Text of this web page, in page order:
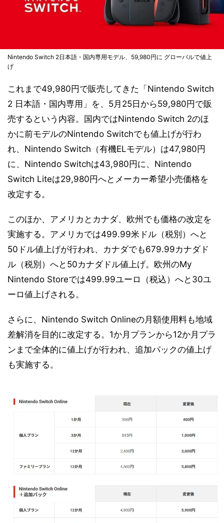
Nintendo Switch 2日本語・国内専用モデル、59,980円に グローバルで値上
げ
これまで49,980円で販売してきた「Nintendo Switch
2 日本語・国内専用」を、5月25日から59,980円で販
売するという内容。国内ではNintendo Switch 2のほ
かに前モデルのNintendo Switchでも値上げが行わ
れ、Nintendo Switch（有機ELモデル）は47,980円
に、Nintendo Switchは43,980円に、Nintendo
Switch Liteは29,980円へとメーカー希望小売価格を
改定する。
このほか、アメリカとカナダ、欧州でも価格の改定を
実施する。アメリカでは499.99米ドル（税別）へと
50ドル値上げが行われ、カナダでも679.99カナダド
ル（税別）へと50カナダドル値上げ。欧州のMy
Nintendo Storeでは499.99ユーロ（税込）へと30ユ
ーロ値上げされる。
さらに、Nintendo Switch Onlineの月額使用料も地域
差解消を目的に改定する。1か月プランから12か月プラ
ンまで全体的に値上げが行われ、追加パックの値上げ
も実施する。